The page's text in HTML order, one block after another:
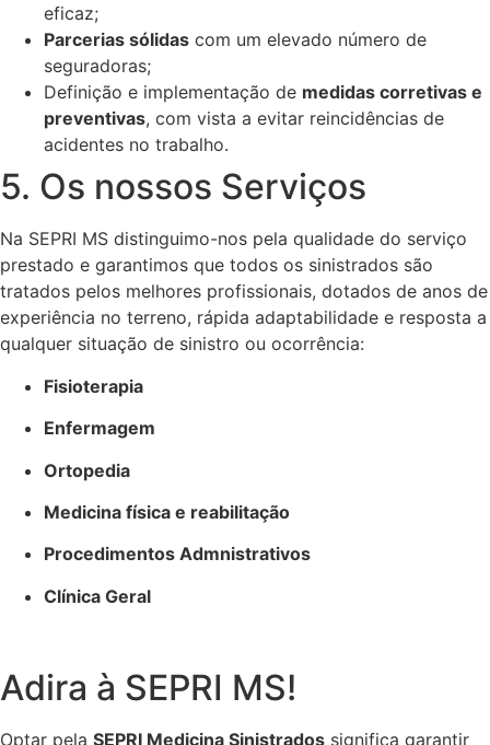
eficaz;
Parcerias sólidas com um elevado número de
seguradoras;
Definição e implementação de medidas corretivas e
preventivas, com vista a evitar reincidências de
acidentes no trabalho.
5. Os nossos Serviços
Na SEPRI MS distinguimo-nos pela qualidade do serviço
prestado e garantimos que todos os sinistrados são
tratados pelos melhores profissionais, dotados de anos de
experiência no terreno, rápida adaptabilidade e resposta a
qualquer situação de sinistro ou ocorrência:
Fisioterapia
Enfermagem
Ortopedia
Medicina física e reabilitação
Procedimentos Admnistrativos
Clínica Geral
Adira à SEPRI MS!
Optar pela SEPRI Medicina Sinistrados significa garantir